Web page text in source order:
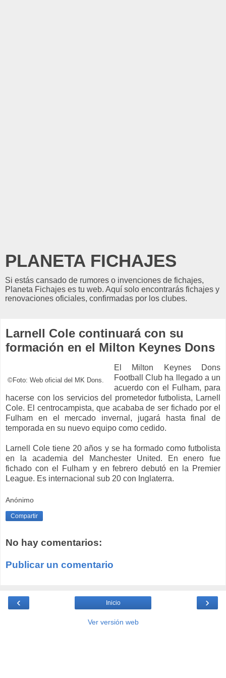
PLANETA FICHAJES
Si estás cansado de rumores o invenciones de fichajes,
Planeta Fichajes es tu web. Aquí solo encontrarás fichajes y
renovaciones oficiales, confirmadas por los clubes.
Larnell Cole continuará con su
formación en el Milton Keynes Dons
©Foto: Web oficial del MK Dons.
El Milton Keynes Dons
Football Club ha llegado a un
acuerdo con el Fulham, para
hacerse con los servicios del prometedor futbolista, Larnell
Cole. El centrocampista, que acababa de ser fichado por el
Fulham en el mercado invernal, jugará hasta final de
temporada en su nuevo equipo como cedido.
Larnell Cole tiene 20 años y se ha formado como futbolista
en la academia del Manchester United. En enero fue
fichado con el Fulham y en febrero debutó en la Premier
League. Es internacional sub 20 con Inglaterra.
Anónimo
Compartir
No hay comentarios:
Publicar un comentario
‹ ›
Inicio
Ver versión web